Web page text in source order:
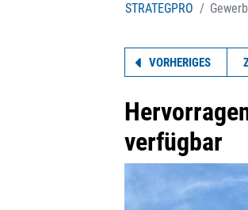
STRATEGPRO
VORHERIGES
verfügbar